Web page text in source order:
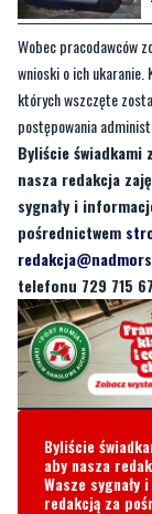
których wszczęte
postępowania
Byliście świadkami
nasza redakcja
sygnały i
pośrednictwem
telefonu 729 715
Byliście
aby nasza
Wasze
telefonu729